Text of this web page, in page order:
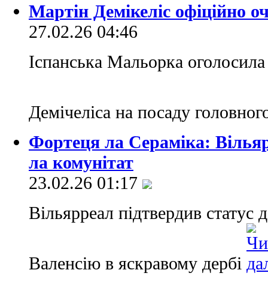
Мартін Демікеліс офіційно
27.02.26 04:46
Іспанська Мальорка
Демічеліса на посаду
Фортеця ла Сераміка:
ла комунітат
23.02.26 01:17
Вільярреал підтвердив
Валенсію в яскравому дербі